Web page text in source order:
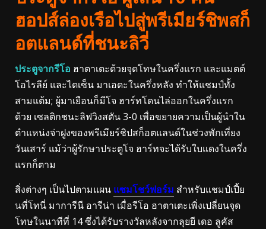
ฮอปส์ล่องเรือไปสู่พรีเมียร์ชิพสก็
อตแลนด์ที่ชนะลิวี่
ประตูจากรีโอ ฮาตาเตะด้วยจุดโทษในครึ่งแรก และแมตต์
โอไรลีย์ และไดเซ็น มาเอดะในครึ่งหลัง ทำให้แชมป์ทั้ง
สามแต้ม; ผู้มาเยือนก็มีโจ ฮาร์ทโดนไล่ออกในครึ่งแรก
ด้วย เซลติกชนะลิฟวิงสตัน 3-0 เพื่อขยายความเป็นผู้นำใน
ตำแหน่งจ่าฝูงของพรีเมียร์ชิปสก็อตแลนด์ในช่วงพักเที่ยง
วันเสาร์ แม้ว่าผู้รักษาประตูโจ ฮาร์ทจะได้รับใบแดงในครึ่ง
แรกก็ตาม
สิ่งต่างๆ เป็นไปตามแผน แซมโชว์ฟอร์ม สำหรับแชมป์เปี้ย
นที่โทนี่ มาการีนี อารีน่า เมื่อรีโอ ฮาตาเตะเพิ่งเปลี่ยนจุด
โทษในนาทีที่ 14 ซึ่งได้รับรางวัลหลังจากลุยยี เดอ ลูคัส